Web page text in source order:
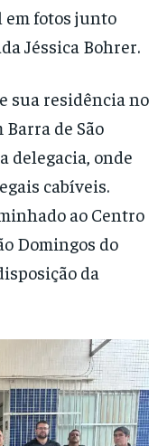
em fotos junto
Jéssica Bohrer.
sua residência no
de São
delegacia, onde
cabíveis.
ao Centro
Domingos do
da